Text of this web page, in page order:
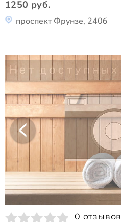
1250 руб.
проспект Фрунзе, 240б
0 отзывов